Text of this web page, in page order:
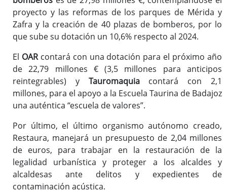
proyecto y las reformas de los parques de Mérida y
Zafra y la creación de 40 plazas de bomberos, por lo
que sube su dotación un 10,6% respecto al 2024.
El OARcontará con una dotación para el próximo año
de 22,79 millones € (3,5 millones para anticipos
reintegrables) y Tauromaquiacontará con 2,1
millones, para el apoyo a la Escuela Taurina de Badajoz
una auténtica “escuela de valores”.
Por último, el último organismo autónomo creado,
Restaura, manejará un presupuesto de 2,04 millones
de euros, para trabajar en la restauración de la
legalidad urbanística y proteger a los alcaldes y
alcaldesas ante delitos y expedientes de
contaminación acústica.